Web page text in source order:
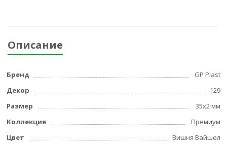
Описание
Бренд
GP Plast
Декор
129
Размер
35x2 мм
Коллекция
Премиум
Цвет
Вишня Вайшел